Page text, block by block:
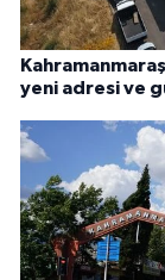
yeni adresi ve